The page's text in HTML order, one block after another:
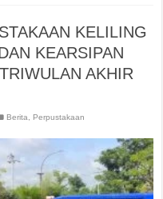
KELILING
KEARSIPAN
AKHIR
Berita
Perpustakaan